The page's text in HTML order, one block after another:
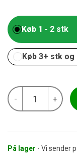
Køb 1 - 2 stk
Køb 3+ stk og
-
Satya
Yogic
antal
+
På lager - Vi sender